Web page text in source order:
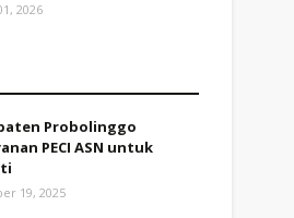
2026
Probolinggo
PECI ASN untuk
19, 2025